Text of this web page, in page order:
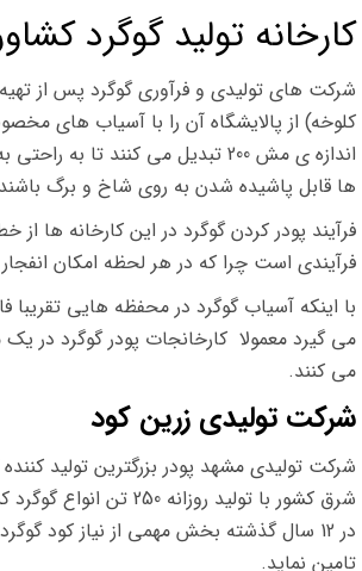
کارخانه تولید گوگرد
شرکت های تولیدی و فرآوری گوگرد پس از
کلوخه) از پالایشگاه آن را با آسیاب های
اندازه ی مش 200 تبدیل می کنند تا به
ها قابل پاشیده شدن به روی شاخ و برگ
فرآیند پودر کردن گوگرد در این کارخانه ها از
فرآیندی است چرا که در هر لحظه امکان
با اینکه آسیاب گوگرد در محفظه هایی تقریبا
می کنند.
شرکت تولیدی زرین کود
شرکت تولیدی مشهد پودر بزرگترین تولید
شرق کشور با تولید روزانه
در 12 سال گذشته بخش مهمی از نیاز کود
تامین نماید.